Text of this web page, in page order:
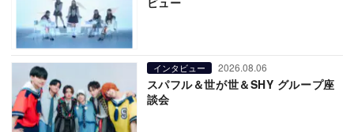
インタビュー 2026.08.06
スパフル＆世が世＆SHY グループ座
談会